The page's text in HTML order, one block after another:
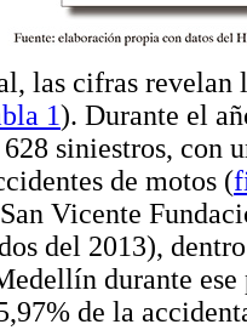
las cifras revelan
1). Durante el
siniestros, con
de motos (
Vicente
del 2013),
durante
de la